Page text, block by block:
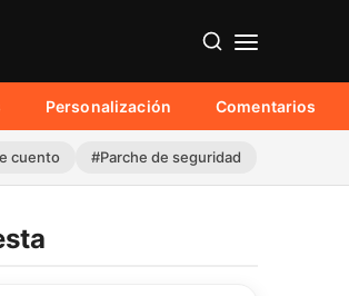
Personalización Comentarios
cuento #Parche de seguridad